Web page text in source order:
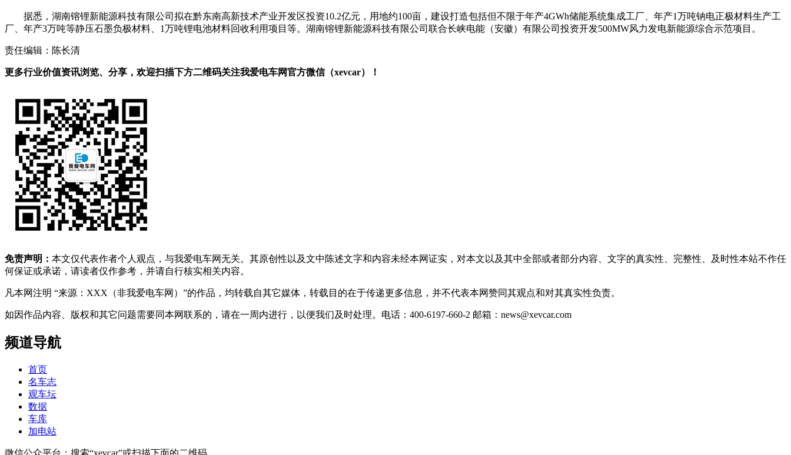
据悉，湖南镕锂新能源科技有限公司拟在黔东南高新技术产业开发区投资10.2亿元，用地约100亩，建设打造包括但不限于年产4GWh储能系统集成工厂、年产1万吨钠电正极材料生产工
厂、年产3万吨等静压石墨负极材料、1万吨锂电池材料回收利用项目等。湖南镕锂新能源科技有限公司联合长峡电能（安徽）有限公司投资开发500MW风力发电新能源综合示范项目。
责任编辑：陈长清
更多行业价值资讯浏览、分享，欢迎扫描下方二维码关注我爱电车网官方微信（xevcar）！
免责声明： 本文仅代表作者个人观点，与我爱电车网无关。其原创性以及文中陈述文字和内容未经本网证实，对本文以及其中全部或者部分内容、文字的真实性、完整性、及时性本站不作任
何保证或承诺，请读者仅作参考，并请自行核实相关内容。
凡本网注明 “来源：XXX（非我爱电车网）”的作品，均转载自其它媒体，转载目的在于传递更多信息，并不代表本网赞同其观点和对其真实性负责。
如因作品内容、版权和其它问题需要同本网联系的，请在一周内进行，以便我们及时处理。电话：400-6197-660-2 邮箱：news@xevcar.com
频道导航
首页
名车志
观车坛
数据
车库
加电站
微信公众平台：搜索“xevcar”或扫描下面的二维码